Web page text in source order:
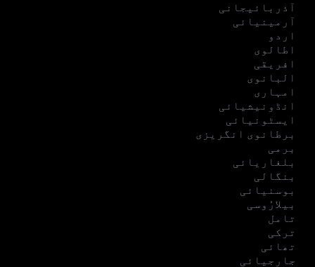
آذربائیجانی
آرمینیائی
اردو
اطالوی
افریقی
البانوی
امہاری
انڈونیشیائی
ایسٹونیائی
برطانوی انگریزی
برمی
بلغاریائی
بنگالی
بوسنیائی
بیلارُوسی
تامل
ترکی
تھائی
جارجیائی